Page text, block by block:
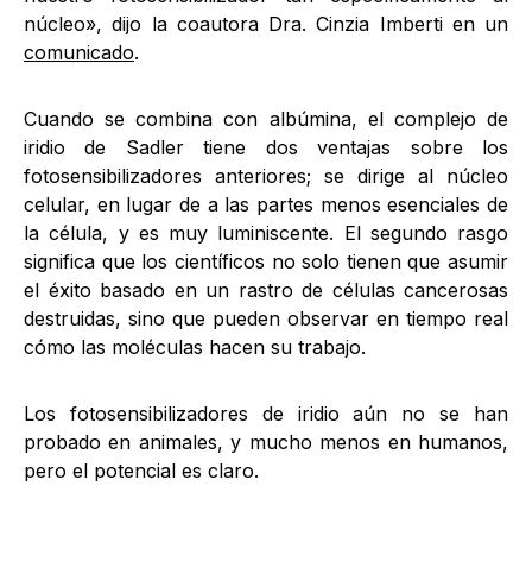
núcleo», dijo la coautora Dra. Cinzia Imberti en un
comunicado.
Cuando se combina con albúmina, el complejo de
iridio de Sadler tiene dos ventajas sobre los
fotosensibilizadores anteriores; se dirige al núcleo
celular, en lugar de a las partes menos esenciales de
la célula, y es muy luminiscente. El segundo rasgo
significa que los científicos no solo tienen que asumir
el éxito basado en un rastro de células cancerosas
destruidas, sino que pueden observar en tiempo real
cómo las moléculas hacen su trabajo.
Los fotosensibilizadores de iridio aún no se han
probado en animales, y mucho menos en humanos,
pero el potencial es claro.